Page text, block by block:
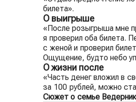
билета».
О выигрыше
«После розыгрыша мне
я проверил оба билета.
с женой и проверил
Ощущение, будто небо
О жизни после
«Часть денег вложил в
за 100 рублей, можно
Сюжет о семье